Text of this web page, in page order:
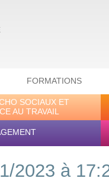
FORMATIONS
SOCIAUX ET
AU TRAVAIL
2023 à